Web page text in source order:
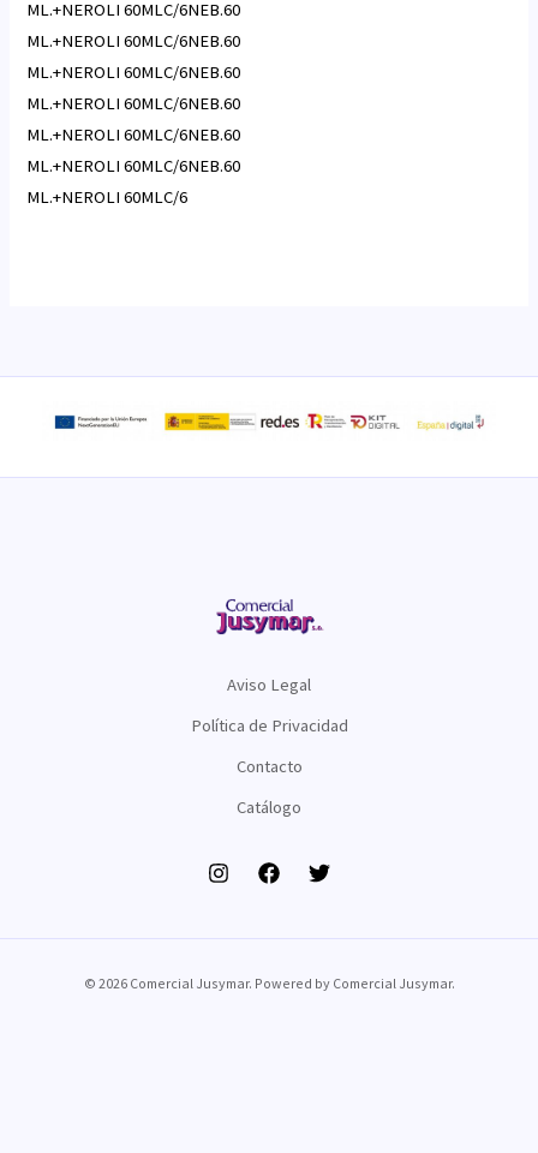
ML.+NEROLI 60MLC/6NEB.60
ML.+NEROLI 60MLC/6NEB.60
ML.+NEROLI 60MLC/6NEB.60
ML.+NEROLI 60MLC/6NEB.60
ML.+NEROLI 60MLC/6NEB.60
ML.+NEROLI 60MLC/6NEB.60
ML.+NEROLI 60MLC/6
Aviso Legal
Política de Privacidad
Contacto
Catálogo
© 2026 Comercial Jusymar. Powered by Comercial Jusymar.